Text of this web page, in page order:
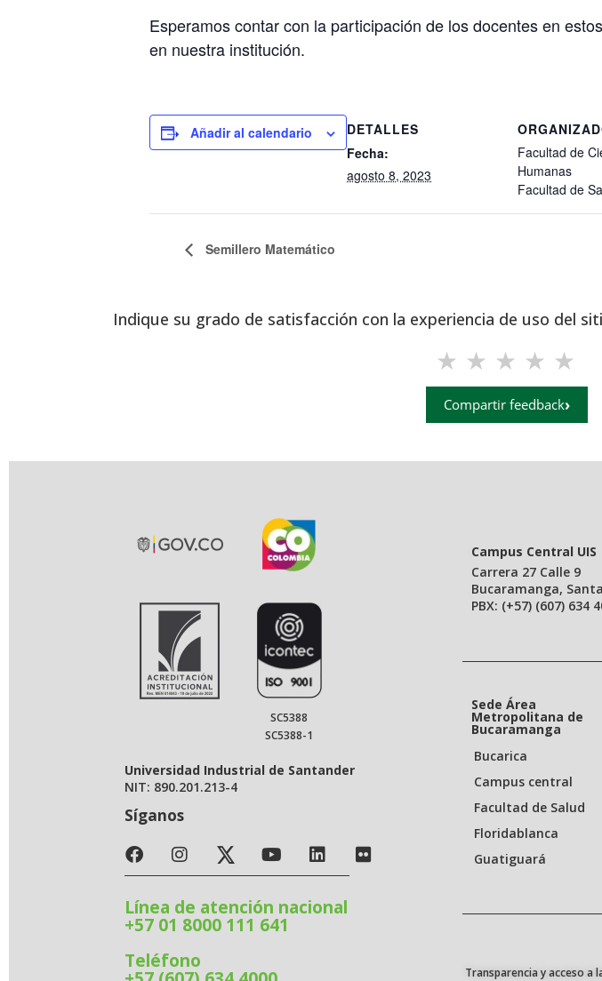
Esperamos contar con la participación de los docentes en
en nuestra institución.
Añadir al calendario
DETALLES
Fecha:
agosto 8, 2023
Facultad de
Humanas
Facultad de
Semillero Matemático
Indique su grado de satisfacción con la experiencia de uso del